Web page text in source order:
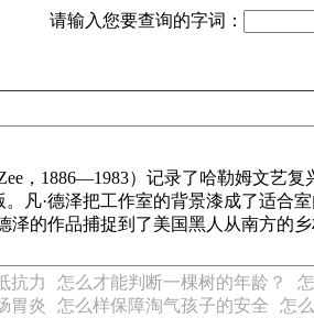
请输入您要查询的字词：
，1886—1983）记录了哈勒姆文艺
凡·德泽把工作室的背景漆成了适
泽的作品捕捉到了美国黑人从南方
抗力 怎么才能判断一棵树的年龄？
胃炎 怎么样保障淘气孩子的安全 怎